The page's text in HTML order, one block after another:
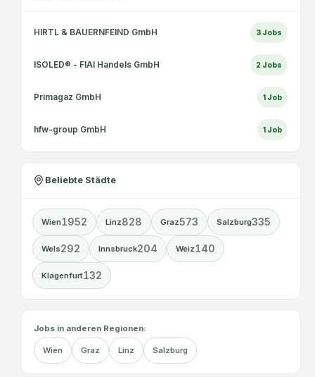
HIRTL & BAUERNFEIND GmbH 3 Jobs
ISOLED® - FIAI Handels GmbH 2 Jobs
Primagaz GmbH 1 Job
hfw-group GmbH 1 Job
Beliebte Städte
Wien1952 Linz828 Graz573 Salzburg335
Wels292 Innsbruck204 Weiz140
Klagenfurt132
Jobs in anderen Regionen:
Wien Graz Linz Salzburg